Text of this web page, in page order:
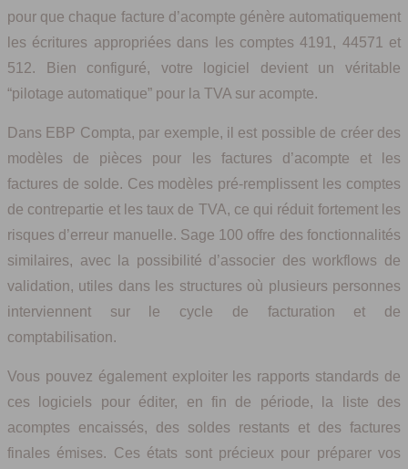
pour que chaque facture d’acompte génère automatiquement
les écritures appropriées dans les comptes 4191, 44571 et
512. Bien configuré, votre logiciel devient un véritable
“pilotage automatique” pour la TVA sur acompte.
Dans EBP Compta, par exemple, il est possible de créer des
modèles de pièces pour les factures d’acompte et les
factures de solde. Ces modèles pré-remplissent les comptes
de contrepartie et les taux de TVA, ce qui réduit fortement les
risques d’erreur manuelle. Sage 100 offre des fonctionnalités
similaires, avec la possibilité d’associer des workflows de
validation, utiles dans les structures où plusieurs personnes
interviennent sur le cycle de facturation et de
comptabilisation.
Vous pouvez également exploiter les rapports standards de
ces logiciels pour éditer, en fin de période, la liste des
acomptes encaissés, des soldes restants et des factures
finales émises. Ces états sont précieux pour préparer vos